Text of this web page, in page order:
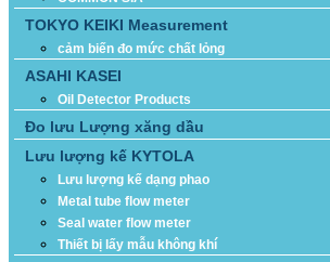
TOKYO KEIKI Measurement
cảm biến đo mức chất lỏng
ASAHI KASEI
Oil Detector Products
Đo lưu Lượng xăng dầu
Lưu lượng kế KYTOLA
Lưu lượng kế dạng phao
Metal tube flow meter
Seal water flow meter
Thiết bị lấy mẫu không khí